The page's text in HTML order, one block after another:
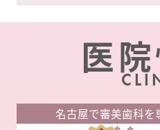
カ
医
名古屋で審美歯科を